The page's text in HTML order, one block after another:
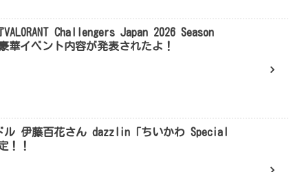
Challengers Japan 2026 Season
華イベント内容が発表されたよ！
ル 伊藤百花さん dazzlin「ちいかわ Special
！！